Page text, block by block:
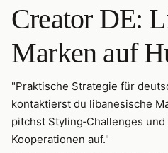
Creator DE:
Marken auf
"Praktische Strategie für
kontaktierst du libanesische
pitchst Styling‑Challenges
Kooperationen auf."